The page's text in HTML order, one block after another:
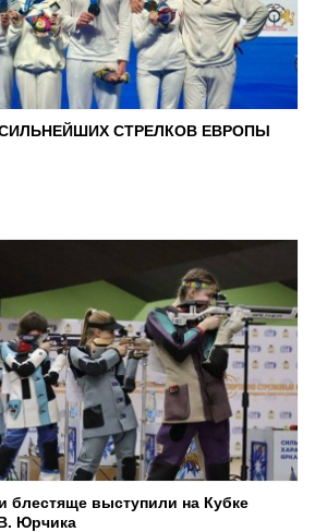
СТРЕЛКОВ ЕВРОПЫ
блестяще выступили на Кубке
Юрчика